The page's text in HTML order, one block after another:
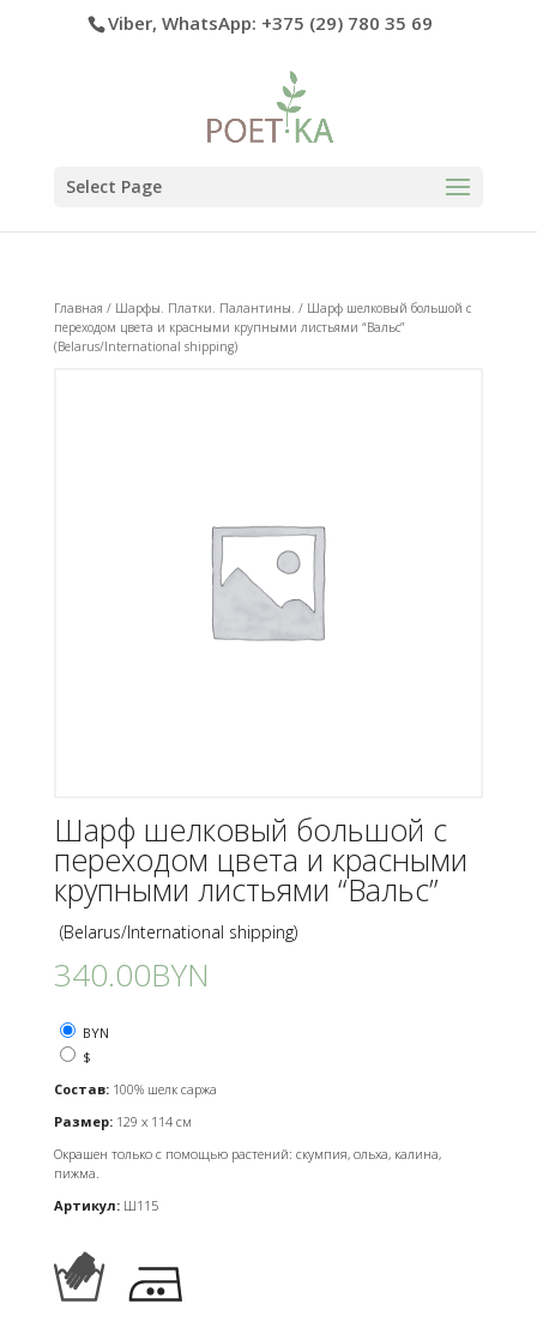
Viber, WhatsApp: +375 (29) 780 35 69
Select Page
Главная / Шарфы. Платки. Палантины. / Шарф шелковый большой с
переходом цвета и красными крупными листьями “Вальс”
(Belarus/International shipping)
Шарф шелковый большой с
переходом цвета и красными
крупными листьями “Вальс”
(Belarus/International shipping)
340.00BYN
BYN
$
Состав:100% шелк саржа
Размер:129 х 114 см
Окрашен только с помощью растений: скумпия, ольха, калина,
пижма.
Артикул:Ш115